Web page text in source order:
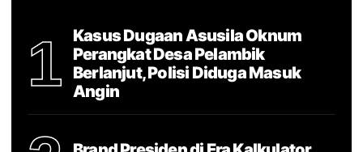
1
Kasus Dugaan Asusila Oknum
Perangkat Desa Pelambik
Berlanjut, Polisi Diduga Masuk
Angin